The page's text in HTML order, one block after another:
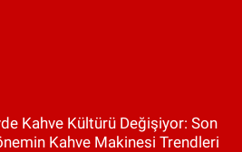
Kahve Kültürü Değişiyor: Son
Kahve Makinesi Trendleri